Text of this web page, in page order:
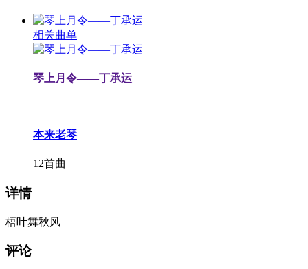
相关曲单
琴上月令——丁承运
本来老琴
12首曲
详情
梧叶舞秋风
评论